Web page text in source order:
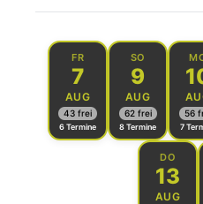
FR
7
AUG
43 frei
6 Termine
SO
9
AUG
62 frei
8 Termine
56
7
DO
13
AUG